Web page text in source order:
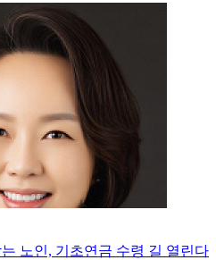
노인, 기초연금 수령 길 열린다